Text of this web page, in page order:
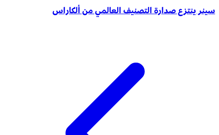
سينر ينتزع صدارة التصنيف العالمي من ألكاراس